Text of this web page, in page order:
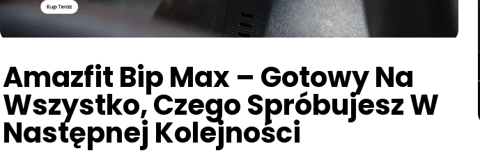
Amazfit Bip Max – Gotowy Na
Wszystko, Czego Spróbujesz W
Następnej Kolejności